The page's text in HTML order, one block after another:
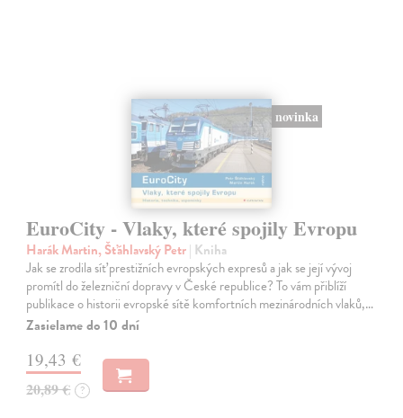
novinka
EuroCity - Vlaky, které spojily Evropu
Harák Martin, Šťáhlavský Petr| Kniha
Jak se zrodila síť prestižních evropských expresů a jak se její vývoj
promítl do železniční dopravy v České republice? To vám přiblíží
publikace o historii evropské sítě komfortních mezinárodních vlaků,…
Zasielame do 10 dní
19,43 €
20,89 € ?